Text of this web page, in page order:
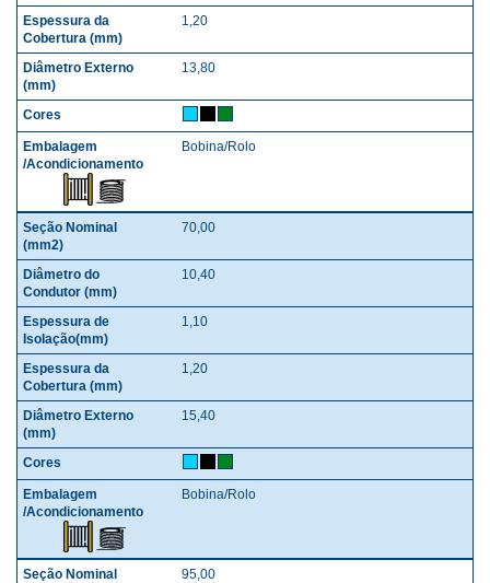
1,20
13,80
Bobina/Rolo
70,00
10,40
1,10
1,20
15,40
Bobina/Rolo
95,00